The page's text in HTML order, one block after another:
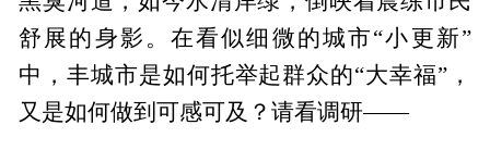
舒展的身影。在看似细微的城市“小更新”
中，丰城市是如何托举起群众的“大幸福”，
又是如何做到可感可及？请看调研——